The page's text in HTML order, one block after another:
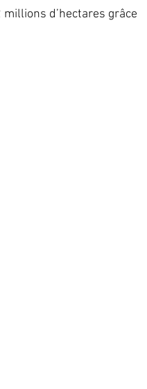
d’hectares grâce